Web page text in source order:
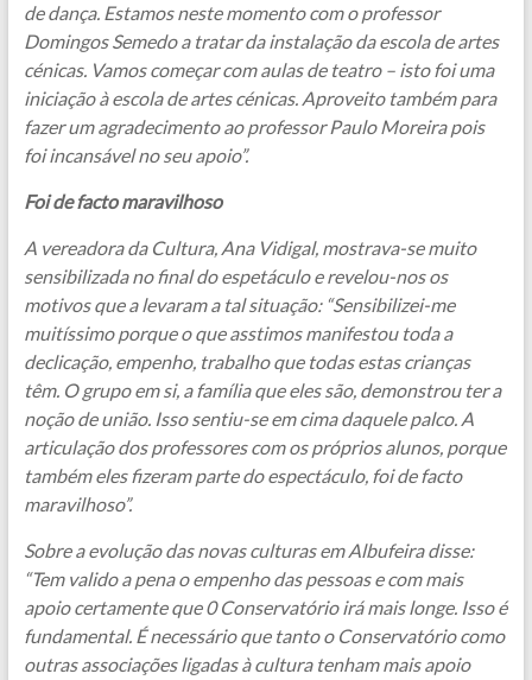
de dança. Estamos neste momento com o professor
Domingos Semedo a tratar da instalação da escola de artes
cénicas. Vamos começar com aulas de teatro – isto foi uma
iniciação à escola de artes cénicas. Aproveito também para
fazer um agradecimento ao professor Paulo Moreira pois
foi incansável no seu apoio”.
Foi de facto maravilhoso
A vereadora da Cultura, Ana Vidigal, mostrava-se muito
sensibilizada no final do espetáculo e revelou-nos os
motivos que a levaram a tal situação: “Sensibilizei-me
muitíssimo porque o que asstimos manifestou toda a
declicação, empenho, trabalho que todas estas crianças
têm. O grupo em si, a família que eles são, demonstrou ter a
noção de união. Isso sentiu-se em cima daquele palco. A
articulação dos professores com os próprios alunos, porque
também eles fizeram parte do espectáculo, foi de facto
maravilhoso”.
Sobre a evolução das novas culturas em Albufeira disse:
“Tem valido a pena o empenho das pessoas e com mais
apoio certamente que 0 Conservatório irá mais longe. Isso é
fundamental. É necessário que tanto o Conservatório como
outras associações ligadas à cultura tenham mais apoio